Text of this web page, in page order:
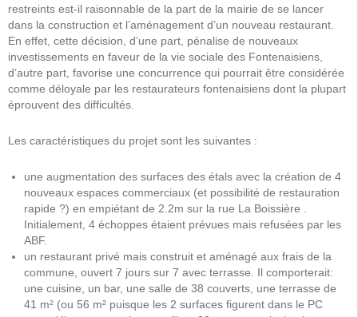
restreints est-il raisonnable de la part de la mairie de se lancer
dans la construction et l’aménagement d’un nouveau restaurant.
En effet, cette décision, d’une part, pénalise de nouveaux
investissements en faveur de la vie sociale des Fontenaisiens,
d’autre part, favorise une concurrence qui pourrait être considérée
comme déloyale par les restaurateurs fontenaisiens dont la plupart
éprouvent des difficultés.
Les caractéristiques du projet sont les suivantes :
une augmentation des surfaces des étals avec la création de 4
nouveaux espaces commerciaux (et possibilité de restauration
rapide ?) en empiétant de 2.2m sur la rue La Boissière .
Initialement, 4 échoppes étaient prévues mais refusées par les
ABF.
un restaurant privé mais construit et aménagé aux frais de la
commune, ouvert 7 jours sur 7 avec terrasse. Il comporterait:
une cuisine, un bar, une salle de 38 couverts, une terrasse de
41 m² (ou 56 m² puisque les 2 surfaces figurent dans le PC